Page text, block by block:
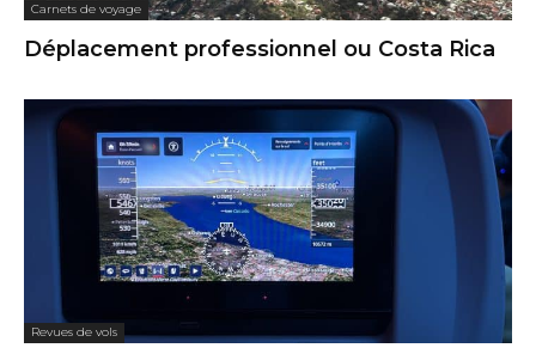
Carnets de voyage
Déplacement professionnel ou Costa Rica
Revues de vols